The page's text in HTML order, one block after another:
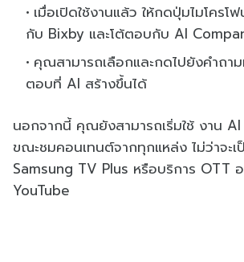
เมื่อเปิดใช้งานแล้ว ให้กดปุ่มไมโครโ
กับ Bixby และโต้ตอบกับ AI
คุณสามารถเลือกและกดไปยังคำถา
ตอบที่ AI สร้างขึ้นได้
นอกจากนี้ คุณยังสามารถเริ่มใช้ งาน
ขณะชมคอนเทนต์จากทุกแหล่ง ไม่ว่าจะเ
Samsung TV Plus หรือบริการ OTT
YouTube